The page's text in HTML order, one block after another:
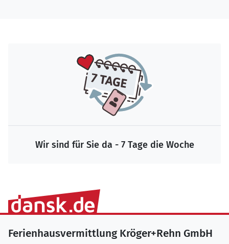
Wir sind für Sie da - 7 Tage die Woche
Ferienhausvermittlung Kröger+Rehn GmbH